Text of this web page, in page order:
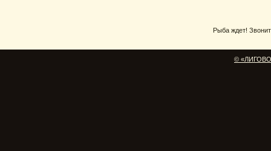
Рыба ждет!
©